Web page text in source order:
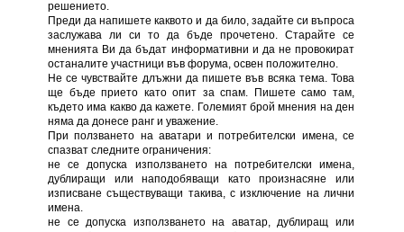
решението.
Преди да напишете каквото и да било, задайте си въпроса
заслужава ли си то да бъде прочетено. Старайте се
мненията Ви да бъдат информативни и да не провокират
останалите участници във форума, освен положително.
Не се чувствайте длъжни да пишете във всяка тема. Това
ще бъде прието като опит за спам. Пишете само там,
където има какво да кажете. Големият брой мнения на ден
няма да донесе ранг и уважение.
При ползването на аватари и потребителски имена, се
спазват следните ограничения:
не се допуска използването на потребителски имена,
дублиращи или наподобяващи като произнасяне или
изписване съществуващи такива, с изключение на лични
имена.
не се допуска използването на аватар, дублиращ или